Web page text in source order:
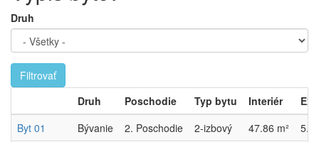
Druh
Filtrovať
Druh
Poschodie Typ bytu Interiér
Byt 01
Bývanie 2. Poschodie 2-izbový 47.86 m²